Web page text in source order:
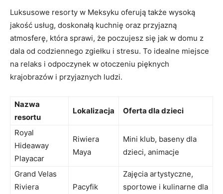
Luksusowe resorty w Meksyku oferują także wysoką
jakość usług, doskonałą kuchnię oraz przyjazną
atmosferę, która sprawi, że poczujesz się jak w domu z
dala od codziennego zgiełku i stresu. To idealne miejsce
na relaks i odpoczynek w otoczeniu pięknych
krajobrazów i przyjaznych ludzi.
Nazwa
resortu
Lokalizacja Oferta dla dzieci
Royal
Hideaway
Playacar
Riwiera
Maya
Mini klub, baseny dla
dzieci, animacje
Grand Velas
Riviera
Pacyfik
Zajęcia artystyczne,
sportowe i kulinarne dla